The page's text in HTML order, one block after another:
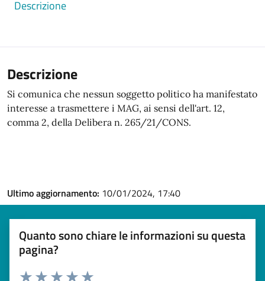
Descrizione
Descrizione
Si comunica che nessun soggetto politico ha manifestato
interesse a trasmettere i MAG, ai sensi dell'art. 12,
comma 2, della Delibera n. 265/21/CONS.
Ultimo aggiornamento: 10/01/2024, 17:40
Quanto sono chiare le informazioni su questa
pagina?